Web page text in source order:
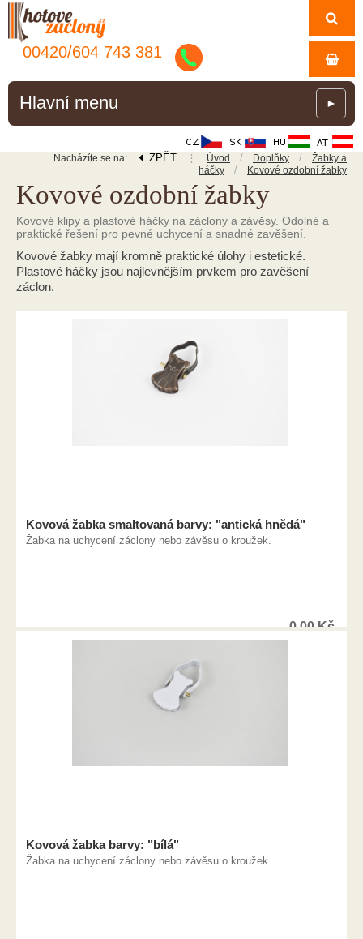
00420/604 743 381
Hlavní menu ►
Nacházíte se na: ZPĚT ⋮ Úvod / Doplňky /
Žabky a
háčky
/ Kovové ozdobní žabky
Kovové ozdobní žabky
Kovové klipy a plastové háčky na záclony a závěsy. Odolné a
praktické řešení pro pevné uchycení a snadné zavěšení.
Kovové žabky mají kromně praktické úlohy i estetické.
Plastové háčky jsou najlevnějším prvkem pro zavěšení
záclon.
Kovová žabka smaltovaná barvy: "antická hnědá"
Žabka na uchycení záclony nebo závěsu o kroužek.
0,00Kč
Kovová žabka barvy: "bílá"
Žabka na uchycení záclony nebo závěsu o kroužek.